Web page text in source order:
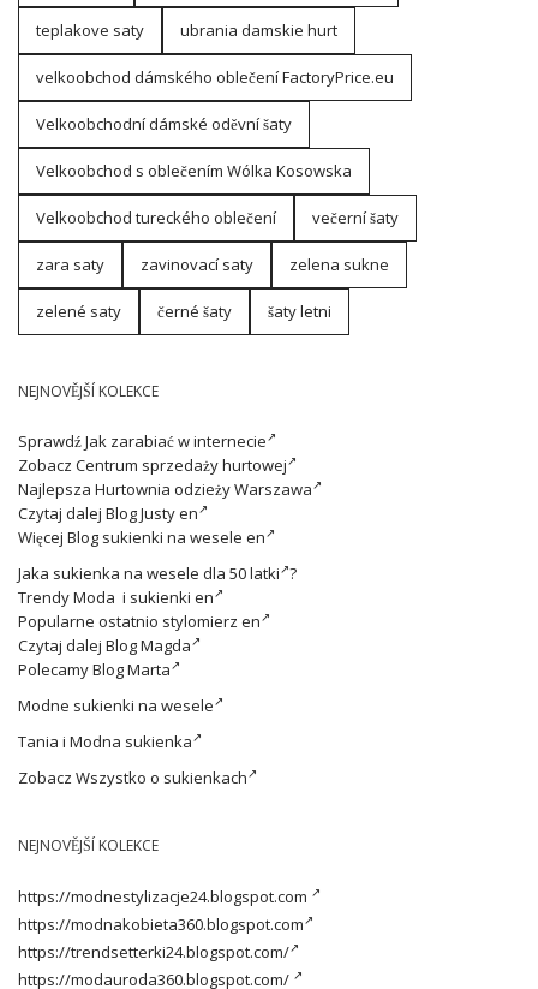
teplakove saty ubrania damskie hurt
velkoobchod dámského oblečení FactoryPrice.eu
Velkoobchodní dámské oděvní šaty
Velkoobchod s oblečením Wólka Kosowska
Velkoobchod tureckého oblečení večerní šaty
zara saty zavinovací saty zelena sukne
zelené saty černé šaty šaty letni
NEJNOVĚJŠÍ KOLEKCE
SprawdźJak zarabiać w internecie
Zobacz Centrum sprzedaży hurtowej
Najlepsza Hurtownia odzieży Warszawa
Czytaj dalej Blog Justy en
Więcej Blog sukienki na wesele en
Jaka sukienka na wesele dla 50 latki ?
TrendyModa i sukienki en
Popularne ostatnio stylomierz en
Czytaj dalej Blog Magda
PolecamyBlog Marta
Modne sukienki na wesele
Tania i Modna sukienka
Zobacz Wszystko o sukienkach
NEJNOVĚJŠÍ KOLEKCE
https://modnestylizacje24.blogspot.com
https://modnakobieta360.blogspot.com
https://trendsetterki24.blogspot.com/
https://modauroda360.blogspot.com/